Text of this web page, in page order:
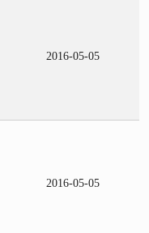
2016-05-05
2016-05-05